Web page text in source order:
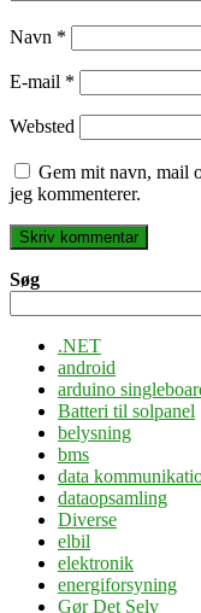
Navn *
E-mail *
Websted
Gem mit navn, mail
jeg kommenterer.
Søg
.NET
android
arduino
Batteri til solpanel
belysning
bms
data
dataopsamling
Diverse
elbil
elektronik
energiforsyning
Gør Det Selv